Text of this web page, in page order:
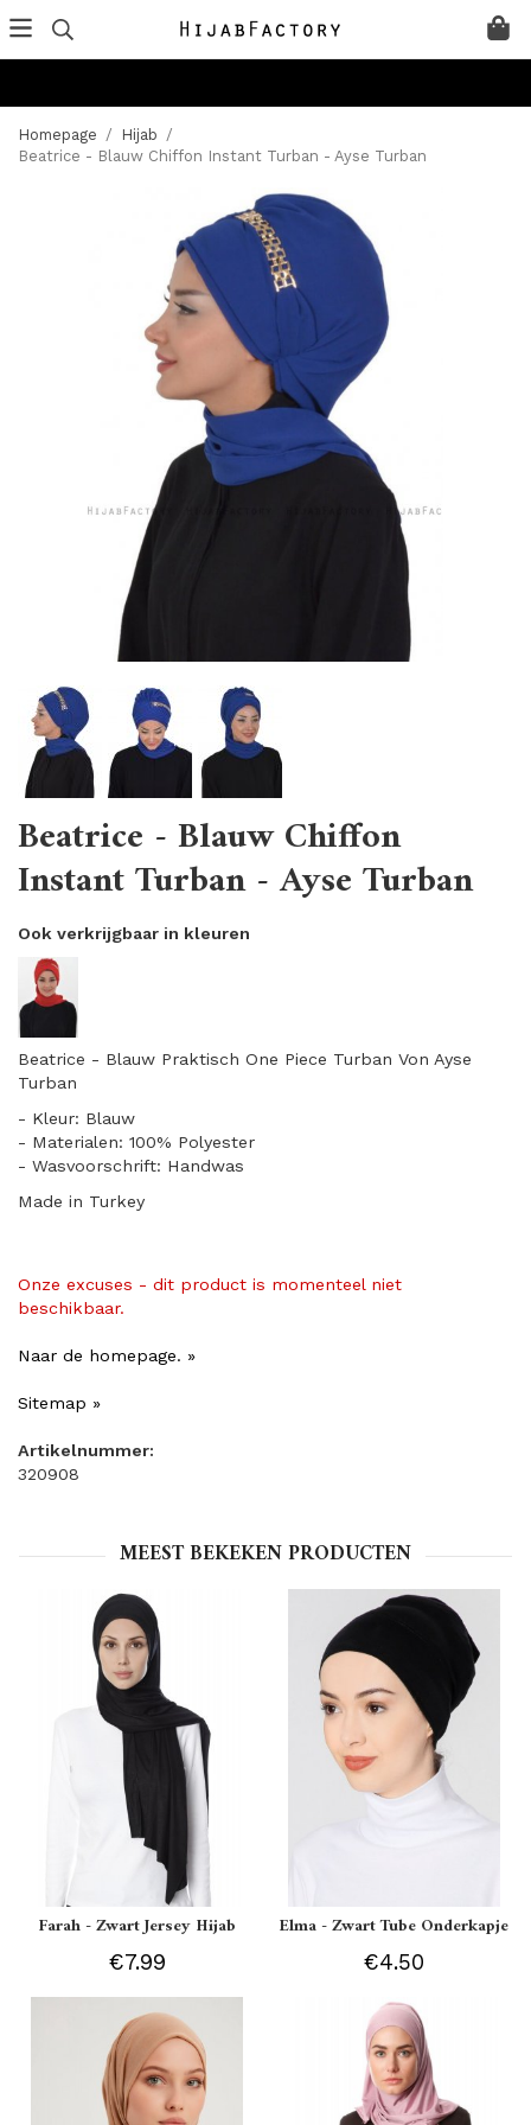
Homepage / Hijab /
Beatrice - Blauw Chiffon Instant Turban - Ayse Turban
Beatrice - Blauw Chiffon
Instant Turban - Ayse Turban
Ook verkrijgbaar in kleuren
Beatrice - Blauw Praktisch One Piece Turban Von Ayse
Turban
- Kleur: Blauw
- Materialen: 100% Polyester
- Wasvoorschrift: Handwas
Made in Turkey
Onze excuses - dit product is momenteel niet
beschikbaar.
Naar de homepage. »
Sitemap »
Artikelnummer:
320908
MEEST BEKEKEN PRODUCTEN
Farah - Zwart Jersey Hijab
€7.99
Elma - Zwart Tube Onderkapje
€4.50